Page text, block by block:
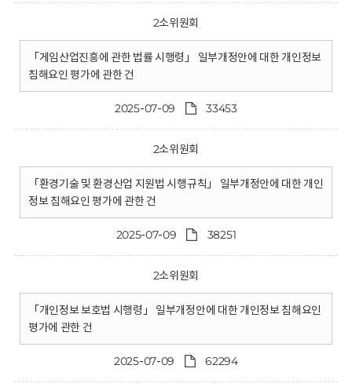
2소위원회
「게임산업진흥에 관한 법률 시행령」 일부개정안에 대한 개인정보
침해요인 평가에 관한 건
2025-07-09 33453
2소위원회
「환경기술 및 환경산업 지원법 시행규칙」 일부개정안에 대한 개인
정보 침해요인 평가에 관한 건
2025-07-09 38251
2소위원회
「개인정보 보호법 시행령」 일부개정안에 대한 개인정보 침해요인
평가에 관한 건
2025-07-09 62294